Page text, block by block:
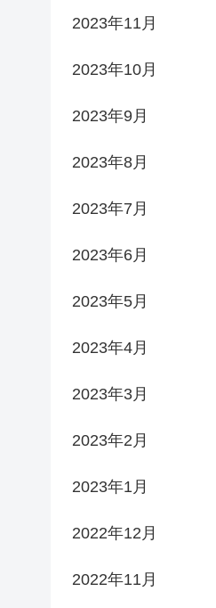
2023年11月
2023年10月
2023年9月
2023年8月
2023年7月
2023年6月
2023年5月
2023年4月
2023年3月
2023年2月
2023年1月
2022年12月
2022年11月